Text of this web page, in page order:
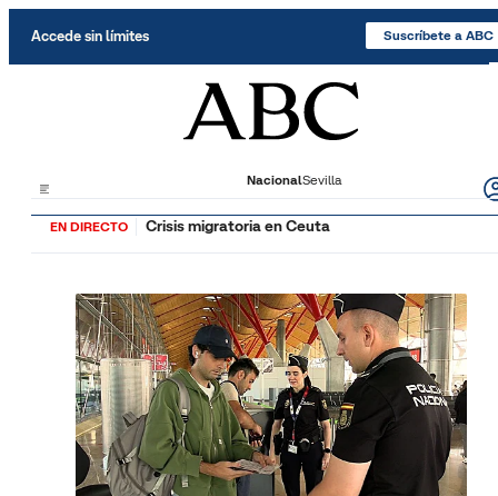
Accede sin límites Suscríbete a ABC
NacionalSevilla
EN DIRECTO Crisis migratoria en Ceuta